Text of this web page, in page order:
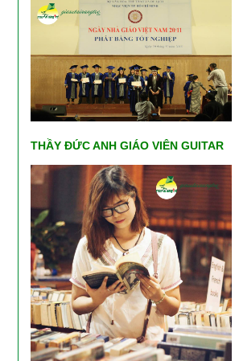
THẦY ĐỨC ANH GIÁO VIÊN GUITAR